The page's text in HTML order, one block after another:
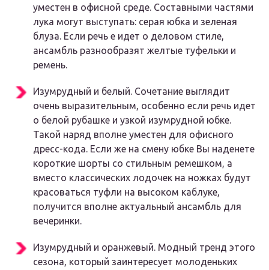
уместен в офисной среде. Составными частями
лука могут выступать: серая юбка и зеленая
блуза. Если речь е идет о деловом стиле,
ансамбль разнообразят желтые туфельки и
ремень.
Изумрудный и белый. Сочетание выглядит
очень выразительным, особенно если речь идет
о белой рубашке и узкой изумрудной юбке.
Такой наряд вполне уместен для офисного
дресс-кода. Если же на смену юбке Вы наденете
короткие шорты со стильным ремешком, а
вместо классических лодочек на ножках будут
красоваться туфли на высоком каблуке,
получится вполне актуальный ансамбль для
вечеринки.
Изумрудный и оранжевый. Модный тренд этого
сезона, который заинтересует молоденьких